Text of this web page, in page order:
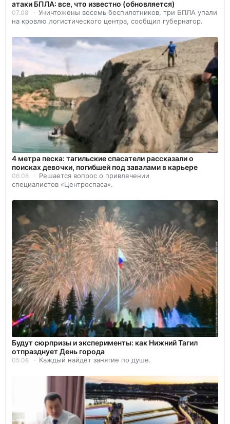
атаки БПЛА: все, что известно (обновляется)
07.08
Уничтожены восемь беспилотников, три БПЛА упали
на кровлю логистического центра, сообщил губернатор.
4 метра песка: тагильские спасатели рассказали о
поисках девочки, погибшей под завалами в карьере
06.08
Решается вопрос о привлечении
специалистов «Центроспаса».
Будут сюрпризы и эксперименты: как Нижний Тагил
отпразднует День города
05.08 Каждый найдет занятие по душе.